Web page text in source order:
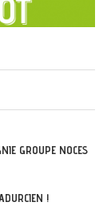
GROUPE NOCES
!